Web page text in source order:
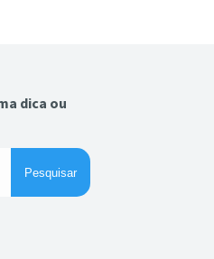
dica ou
Pesquisar